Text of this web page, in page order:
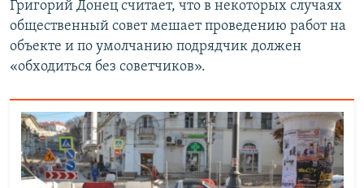
Григорий Донец считает, что в некоторых случаях
общественный совет мешает проведению работ на
объекте и по умолчанию подрядчик должен
«обходиться без советчиков».